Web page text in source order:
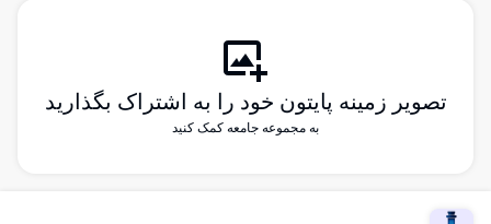
تصویر زمینه پایتون خود را به اشتراک بگذارید
به مجموعه جامعه کمک کنید